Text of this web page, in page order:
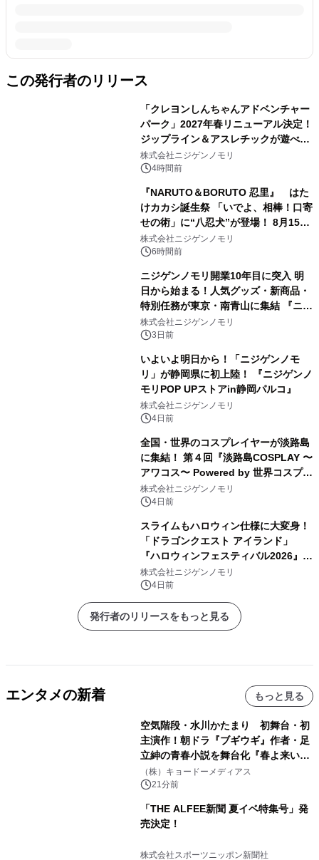
この発行者のリリース
「クレヨンしんちゃんアドベンチャー
パーク」2027年春リニューアル決定！
ジップライン＆アスレチックが遊べる
のは今年が最後！ 「ラスト！ドキがム
ネムネ～大作戦！」始動
株式会社ニジゲンノモリ
4時間前
『NARUTO＆BORUTO 忍里』 はた
けカカシ誕生祭 「いでよ、相棒！口寄
せの術」に“八忍犬”が登場！ 8月15日
（土）より期間限定開催
株式会社ニジゲンノモリ
6時間前
ニジゲンノモリ開業10年目に突入 明
日から始まる！人気グッズ・新商品・
特別任務が東京・南青山に集結 『ニジ
ゲンノモリ POPUPストア in Annex
Aoyama』
株式会社ニジゲンノモリ
3日前
いよいよ明日から！「ニジゲンノモ
リ」が静岡県に初上陸！ 『ニジゲンノ
モリPOP UPストアin静岡パルコ』
株式会社ニジゲンノモリ
4日前
全国・世界のコスプレイヤーが淡路島
に集結！ 第４回『淡路島COSPLAY 〜
アワコス〜 Powered by 世界コスプレ
サミット』 2026年10月12日（月・
祝）開催決定！
株式会社ニジゲンノモリ
4日前
スライムもハロウィン仕様に大変身！
「ドラゴンクエスト アイランド」
『ハロウィンフェスティバル2026』開
催決定！ ～いたずらモンスターたちが
やってきた！？～
株式会社ニジゲンノモリ
4日前
発行者のリリースをもっと見る
エンタメの新着 もっと見る
空気階段・水川かたまり 初舞台・初
主演作！朝ドラ『ブギウギ』作者・足
立紳の青春小説を舞台化『春よ来い、
マジで来い』キービジュアル解禁！
（株）キョードーメディアス
21分前
「THE ALFEE新聞 夏イベ特集号」発
売決定！
株式会社スポーツニッポン新聞社